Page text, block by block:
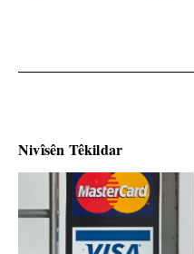
Nivîsên Têkildar